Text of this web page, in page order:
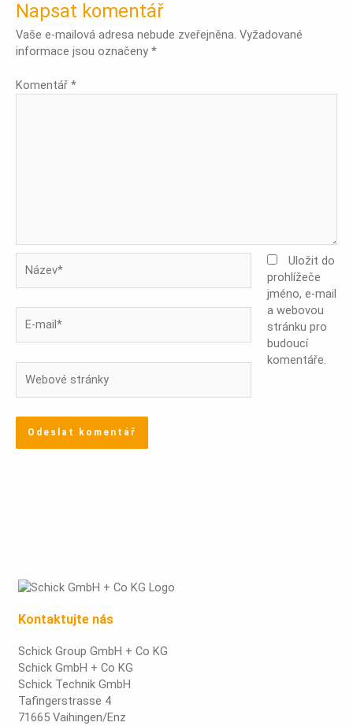
Napsat komentář
Vaše e-mailová adresa nebude zveřejněna. Vyžadované
informace jsou označeny *
Komentář *
mail*
stránky
Uložit do
prohlížeče
jméno, e-mail
a webovou
stránku pro
budoucí
komentáře.
Kontaktujte nás
Schick Group GmbH + Co KG
Schick GmbH + Co KG
Schick Technik GmbH
Tafingerstrasse 4
71665 Vaihingen/Enz